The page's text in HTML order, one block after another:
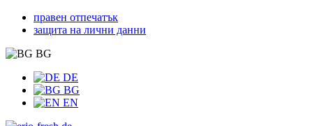
правен отпечатък
защита на лични данни
BG
DE
BG
EN